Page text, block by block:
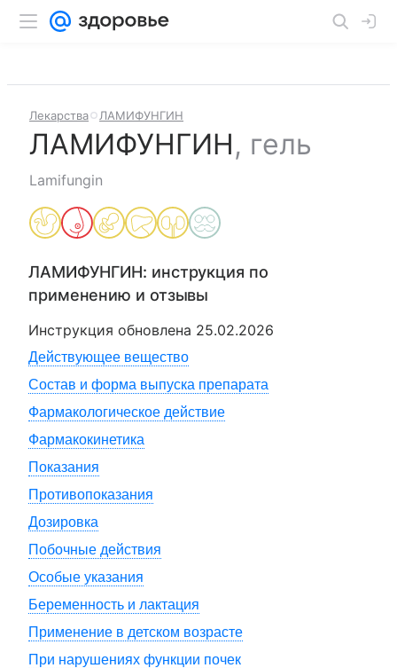
Лекарства ЛАМИФУНГИН
ЛАМИФУНГИН, гель
Lamifungin
ЛАМИФУНГИН: инструкция по
применению и отзывы
Инструкция обновлена 25.02.2026
Действующее вещество
Состав и форма выпуска препарата
Фармакологическое действие
Фармакокинетика
Показания
Противопоказания
Дозировка
Побочные действия
Особые указания
Беременность и лактация
Применение в детском возрасте
При нарушениях функции почек